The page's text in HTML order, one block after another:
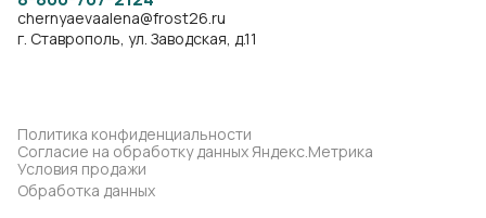
chernyaevaalena@frost26.ru
г. Ставрополь, ул. Заводская, д.11
Политика конфиденциальности
Согласие на обработку данных Яндекс.Метрика
Условия продажи
Обработка данных